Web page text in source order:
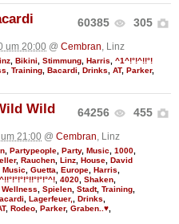
60385 305
um 20:00 @ Cembran, Linz
Bikini Stimmung Harris
^1^!°!^!!°!
Training Bacardi Drinks AT, Parker,
64256 455
Wild
21:00 @ Cembran, Linz
, Partypeople, Party, Music, 1000,
, Rauchen, Linz, House, David
Music, Guetta, Europe, Harris,
, 4020, Shaken,
Wellness, Spielen, Stadt, Training,
, Lagerfeuer,, Drinks,
, Rodeo, Parker, Graben..♥,